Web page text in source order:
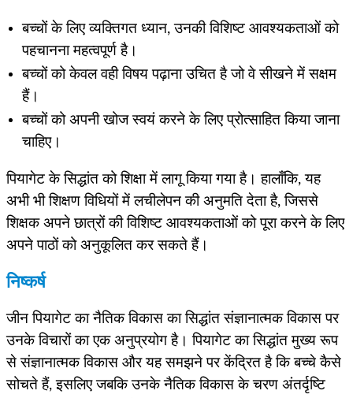
बच्चों के लिए व्यक्तिगत ध्यान, उनकी विशिष्ट आवश्यकताओं को
पहचानना महत्वपूर्ण है।
बच्चों को केवल वही विषय पढ़ाना उचित है जो वे सीखने में सक्षम
हैं।
बच्चों को अपनी खोज स्वयं करने के लिए प्रोत्साहित किया जाना
चाहिए।
पियागेट के सिद्धांत को शिक्षा में लागू किया गया है। हालाँकि, यह
अभी भी शिक्षण विधियों में लचीलेपन की अनुमति देता है, जिससे
शिक्षक अपने छात्रों की विशिष्ट आवश्यकताओं को पूरा करने के लिए
अपने पाठों को अनुकूलित कर सकते हैं।
निष्कर्ष
जीन पियागेट का नैतिक विकास का सिद्धांत संज्ञानात्मक विकास पर
उनके विचारों का एक अनुप्रयोग है। पियागेट का सिद्धांत मुख्य रूप
से संज्ञानात्मक विकास और यह समझने पर केंद्रित है कि बच्चे कैसे
सोचते हैं, इसलिए जबकि उनके नैतिक विकास के चरण अंतर्दृष्टि